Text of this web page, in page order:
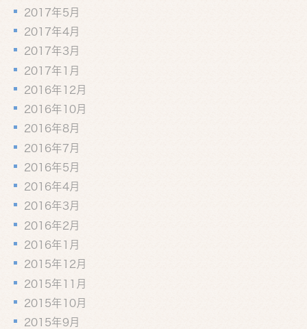
2017年5月
2017年4月
2017年3月
2017年1月
2016年12月
2016年10月
2016年8月
2016年7月
2016年5月
2016年4月
2016年3月
2016年2月
2016年1月
2015年12月
2015年11月
2015年10月
2015年9月